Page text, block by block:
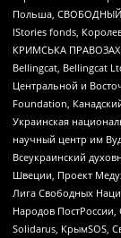
Польша, СВОБОДНЫЙ
IStories fonds,
КРИМСЬКА
Bellingcat, Bellingcat
Центральной и
Foundation,
Украинская
научный центр им
Всеукраинский
Швеции, Проект
Лига Свободных
Народов ПостРоссии,
Solidarus, КрымSOS,